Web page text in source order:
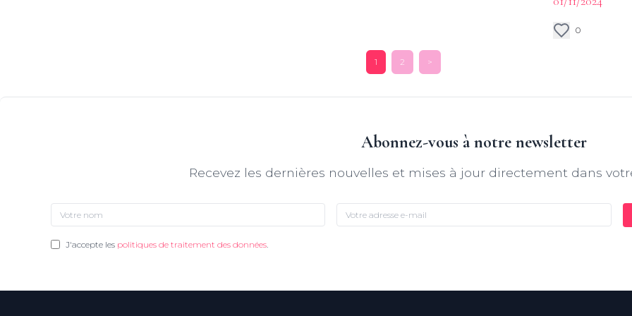
accompagnera
aquatiques avec
0
1 2 >
Abonnez-vous à notre newsletter
Recevez les dernières nouvelles et mises à jour directement dans
J'accepte les politiques de traitement des données